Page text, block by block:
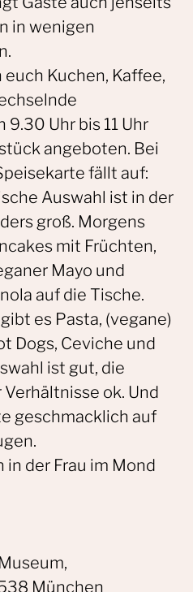
in wenigen
Kuchen, Kaffee,
Uhr bis 11 Uhr
angeboten. Bei
fällt auf:
Auswahl ist in der
groß. Morgens
mit Früchten,
Mayo und
auf die Tische.
es Pasta, (vegane)
Dogs, Ceviche und
ist gut, die
ok. Und
geschmacklich auf
München